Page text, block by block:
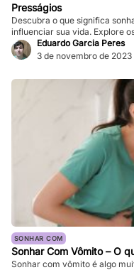
Presságios
Descubra o que significa
influenciar sua vida. Explore
Eduardo Garcia Peres
3 de novembro de 2023
SONHAR COM
Sonhar Com Vômito – O
Sonhar com vômito é algo